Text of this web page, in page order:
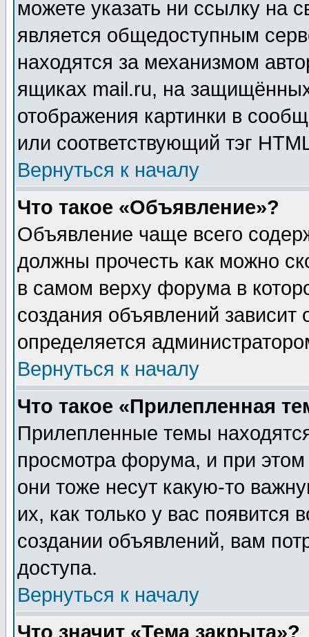
можете указать ни ссылку на
является общедоступным
находятся за механизмом
ящиках mail.ru, на
отображения картинки в
или соответствующий тэг
Вернуться к началу
Что такое «Объявление»?
Объявление чаще всего
должны прочесть как можно
в самом верху форума в
создания объявлений зависит
определяется
Вернуться к началу
Что такое «Прилепленная
Прилепленные темы
просмотра форума, и при
они тоже несут какую-то
их, как только у вас появится
создании объявлений, вам
доступа.
Вернуться к началу
Что значит «Тема закрыта»?